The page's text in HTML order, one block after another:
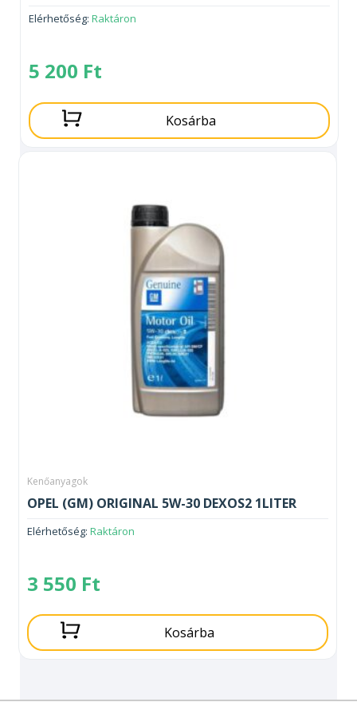
Elérhetőség: Raktáron
5 200 Ft
Kosárba
Kenőanyagok
OPEL (GM) ORIGINAL 5W-30 DEXOS2 1LITER
Elérhetőség: Raktáron
3 550 Ft
Kosárba